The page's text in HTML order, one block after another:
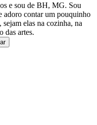
e sou de BH, MG. Sou
adoro contar um pouquinho
elas na cozinha, na
das artes.